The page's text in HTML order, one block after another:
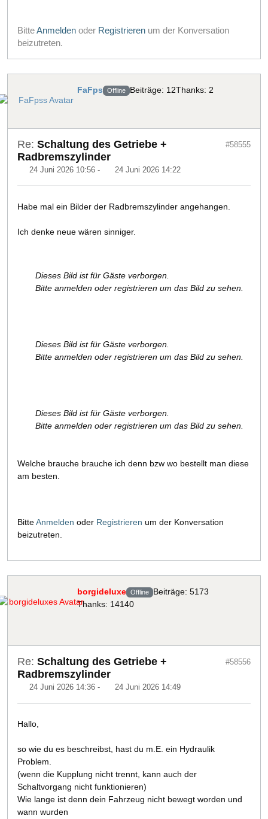
BitteAnmelden oder Registrieren um der Konversation
beizutreten.
FaFps Offline Beiträge: 12Thanks: 2
Re: Schaltung des Getriebe +
Radbremszylinder
24 Juni 2026 10:56 - 24 Juni 2026 14:22
#58555
Habe mal ein Bilder der Radbremszylinder angehangen.
Ich denke neue wären sinniger.
Dieses Bild ist für Gäste verborgen.
Bitte anmelden oder registrieren um das Bild zu sehen.
Dieses Bild ist für Gäste verborgen.
Bitte anmelden oder registrieren um das Bild zu sehen.
Dieses Bild ist für Gäste verborgen.
Bitte anmelden oder registrieren um das Bild zu sehen.
Welche brauche brauche ich denn bzw wo bestellt man diese
am besten.
BitteAnmelden oder Registrieren um der Konversation
beizutreten.
borgideluxe Offline Beiträge: 5173
Thanks: 14140
Re: Schaltung des Getriebe +
Radbremszylinder
24 Juni 2026 14:36 - 24 Juni 2026 14:49
#58556
Hallo,
so wie du es beschreibst, hast du m.E. ein Hydraulik
Problem.
(wenn die Kupplung nicht trennt, kann auch der
Schaltvorgang nicht funktionieren)
Wie lange ist denn dein Fahrzeug nicht bewegt worden und
wann wurden